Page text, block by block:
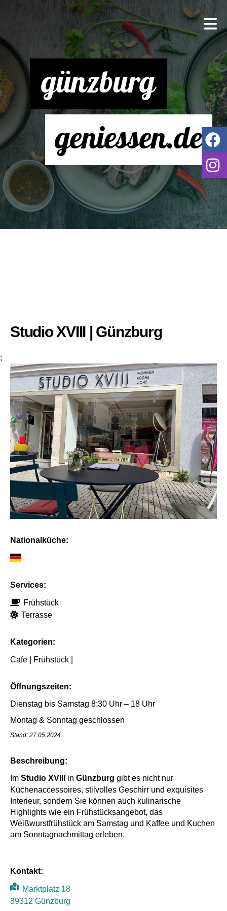
günzburg
geniessen.de
Studio XVIII | Günzburg
;
Nationalküche:
Services:
Frühstück
Terrasse
Kategorien:
Cafe | Frühstück |
Öffnungszeiten:
Dienstag bis Samstag 8:30 Uhr – 18 Uhr
Montag & Sonntag geschlossen
Stand: 27.05.2024
Beschreibung:
Im Studio XVIII in Günzburg gibt es nicht nur
Küchenaccessoires, stilvolles Geschirr und exquisites
Interieur, sondern Sie können auch kulinarische
Highlights wie ein Frühstücksangebot, das
Weißwurstfrühstück am Samstag und Kaffee und Kuchen
am Sonntagnachmittag erleben.
Kontakt:
Marktplatz 18
89312 Günzburg
Mit dem